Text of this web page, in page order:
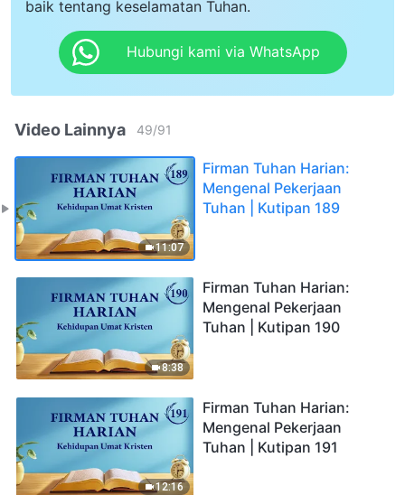
baik tentang keselamatan Tuhan.
Hubungi kami via WhatsApp
Video Lainnya 49/91
11:07
Firman Tuhan Harian:
Mengenal Pekerjaan
Tuhan | Kutipan 189
8:38
Firman Tuhan Harian:
Mengenal Pekerjaan
Tuhan | Kutipan 190
12:16
Firman Tuhan Harian:
Mengenal Pekerjaan
Tuhan | Kutipan 191